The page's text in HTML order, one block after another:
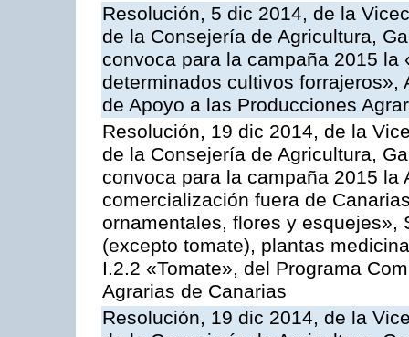
Resolución, 5 dic 2014, de la
de la Consejería de Agricultura,
convoca para la campaña 2015 la
determinados cultivos forrajeros»,
de Apoyo a las Producciones
Resolución, 19 dic 2014, de la
de la Consejería de Agricultura,
convoca para la campaña 2015 la
comercialización fuera de
ornamentales, flores y esquejes»,
(excepto tomate), plantas
I.2.2 «Tomate», del Programa
Agrarias de Canarias
Resolución, 19 dic 2014, de la